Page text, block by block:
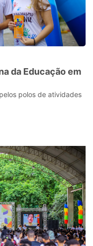
da Educação em
polos de atividades